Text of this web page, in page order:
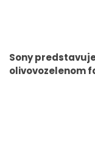
Sony
olivovozelenom